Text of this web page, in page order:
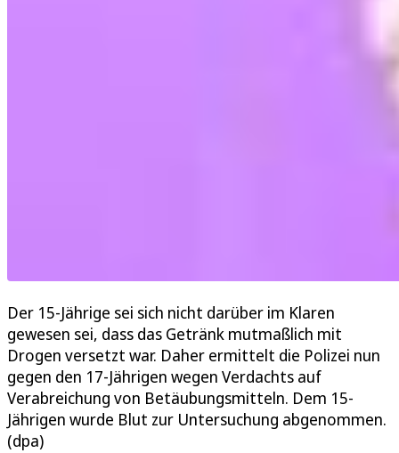
Der 15-Jährige sei sich nicht darüber im Klaren
gewesen sei, dass das Getränk mutmaßlich mit
Drogen versetzt war. Daher ermittelt die Polizei nun
gegen den 17-Jährigen wegen Verdachts auf
Verabreichung von Betäubungsmitteln. Dem 15-
Jährigen wurde Blut zur Untersuchung abgenommen.
(dpa)